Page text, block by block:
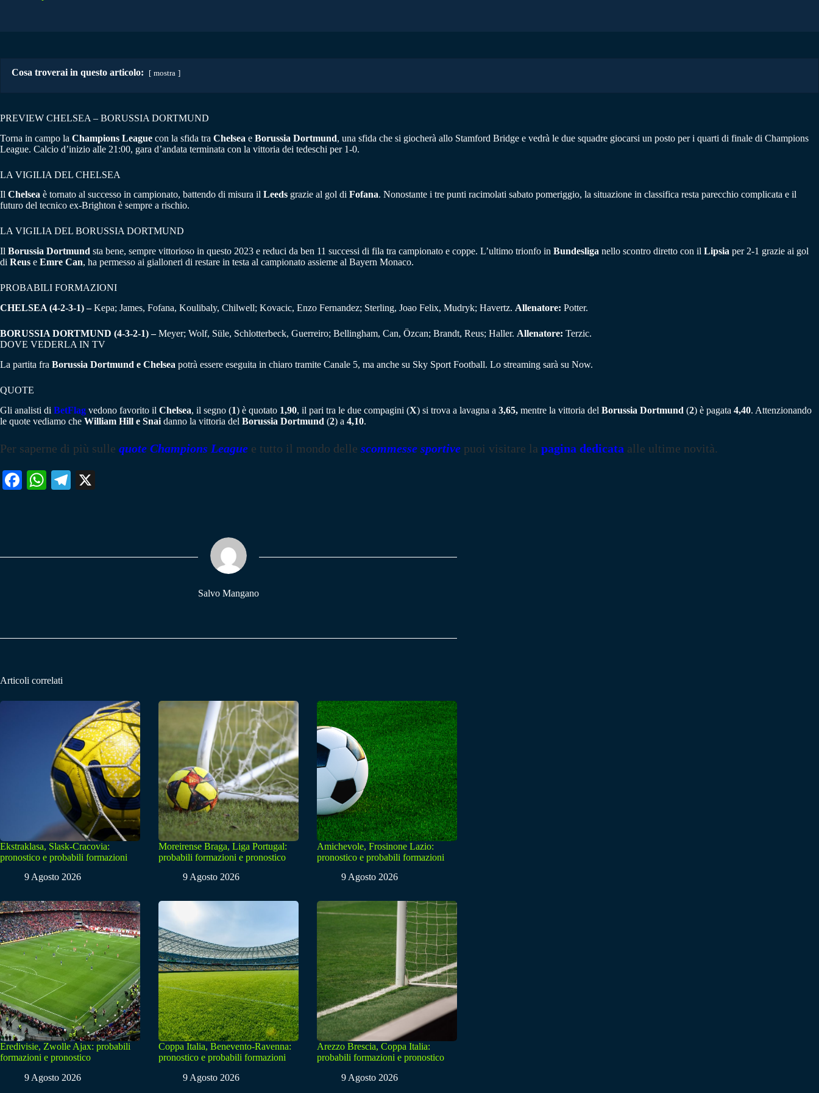
Cosa troverai in questo articolo: mostra
PREVIEW CHELSEA – BORUSSIA DORTMUND
Torna in campo la Champions League con la sfida tra Chelsea e Borussia Dortmund, una sfida che si giocherà allo Stamford Bridge e vedrà le due squadre giocarsi un posto per i quarti di finale di Champions
League. Calcio d’inizio alle 21:00, gara d’andata terminata con la vittoria dei tedeschi per 1-0.
LA VIGILIA DEL CHELSEA
Il Chelsea è tornato al successo in campionato, battendo di misura il Leeds grazie al gol di Fofana. Nonostante i tre punti racimolati sabato pomeriggio, la situazione in classifica resta parecchio complicata e il
futuro del tecnico ex-Brighton è sempre a rischio.
LA VIGILIA DEL BORUSSIA DORTMUND
Il Borussia Dortmund sta bene, sempre vittorioso in questo 2023 e reduci da ben 11 successi di fila tra campionato e coppe. L’ultimo trionfo in Bundesliga nello scontro diretto con il Lipsia per 2-1 grazie ai gol
di Reus e Emre Can, ha permesso ai gialloneri di restare in testa al campionato assieme al Bayern Monaco.
PROBABILI FORMAZIONI
CHELSEA (4-2-3-1) –Kepa; James, Fofana, Koulibaly, Chilwell; Kovacic, Enzo Fernandez; Sterling, Joao Felix, Mudryk; Havertz. Allenatore: Potter.
BORUSSIA DORTMUND (4-3-2-1) –Meyer; Wolf, Süle, Schlotterbeck, Guerreiro; Bellingham, Can, Özcan; Brandt, Reus; Haller. Allenatore: Terzic.
DOVE VEDERLA IN TV
La partita fra Borussia Dortmund e Chelsea potrà essere eseguita in chiaro tramite Canale 5, ma anche su Sky Sport Football. Lo streaming sarà su Now.
QUOTE
Gli analisti di BetFlag vedono favorito il Chelsea, il segno (1) è quotato 1,90, il pari tra le due compagini (X) si trova a lavagna a 3,65, mentre la vittoria del Borussia Dortmund (2) è pagata 4,40. Attenzionando
le quote vediamo che William Hill e Snai danno la vittoria del Borussia Dortmund (2) a 4,10.
Per saperne di più sulle quote Champions League e tutto il mondo delle scommesse sportive puoi visitare la pagina dedicata alle ultime novità.
Fa W
pp
Te
m
Salvo Mangano
Articoli correlati
Ekstraklasa, Slask-Cracovia:
pronostico e probabili formazioni
9 Agosto 2026
Moreirense Braga, Liga Portugal:
probabili formazioni e pronostico
9 Agosto 2026
Amichevole, Frosinone Lazio:
pronostico e probabili formazioni
9 Agosto 2026
Eredivisie, Zwolle Ajax: probabili
formazioni e pronostico
9 Agosto 2026
Coppa Italia, Benevento-Ravenna:
pronostico e probabili formazioni
9 Agosto 2026
Arezzo Brescia, Coppa Italia:
probabili formazioni e pronostico
9 Agosto 2026